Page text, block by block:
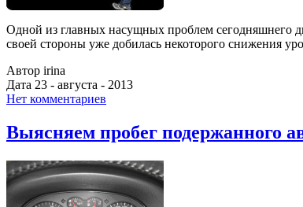
Одной из главных насущных проблем сегодняшнего
своей стороны уже добилась некоторого снижения
Автор irina
Дата 23 - августа - 2013
Нет комментариев
Выясняем пробег подержанного